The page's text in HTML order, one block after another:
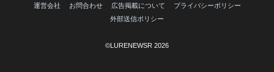
運営会社 お問合わせ 広告掲載について
プライバシーポリシー
外部送信ポリシー
©LURENEWSR 2026